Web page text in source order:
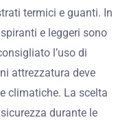
termici e guanti. In
e leggeri sono
l’uso di
attrezzatura deve
climatiche. La scelta
durante le